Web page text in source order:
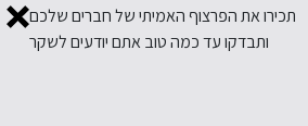
תכירו את הפרצוף האמיתי של חברים שלכם
ותבדקו עד כמה טוב אתם יודעים לשקר